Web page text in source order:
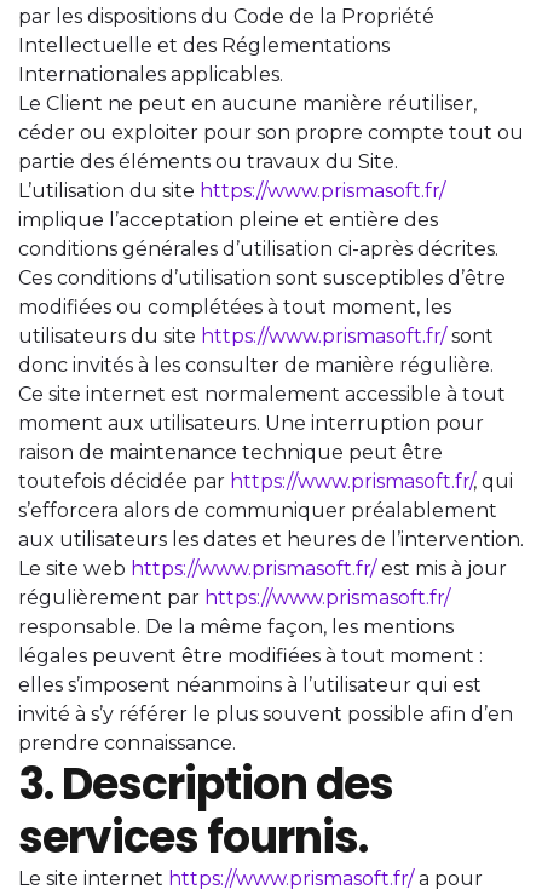
par les dispositions du Code de la Propriété
Intellectuelle et des Réglementations
Internationales applicables.
Le Client ne peut en aucune manière réutiliser,
céder ou exploiter pour son propre compte tout ou
partie des éléments ou travaux du Site.
L’utilisation du site https://www.prismasoft.fr/
implique l’acceptation pleine et entière des
conditions générales d’utilisation ci-après décrites.
Ces conditions d’utilisation sont susceptibles d’être
modifiées ou complétées à tout moment, les
utilisateurs du site https://www.prismasoft.fr/sont
donc invités à les consulter de manière régulière.
Ce site internet est normalement accessible à tout
moment aux utilisateurs. Une interruption pour
raison de maintenance technique peut être
toutefois décidée par https://www.prismasoft.fr/, qui
s’efforcera alors de communiquer préalablement
aux utilisateurs les dates et heures de l’intervention.
Le site web https://www.prismasoft.fr/est mis à jour
régulièrement par https://www.prismasoft.fr/
responsable. De la même façon, les mentions
légales peuvent être modifiées à tout moment :
elles s’imposent néanmoins à l’utilisateur qui est
invité à s’y référer le plus souvent possible afin d’en
prendre connaissance.
3. Description des
services fournis.
Le site internet https://www.prismasoft.fr/a pour